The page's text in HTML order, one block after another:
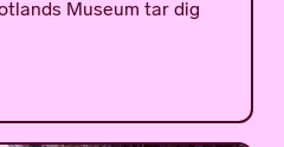
Museum tar dig